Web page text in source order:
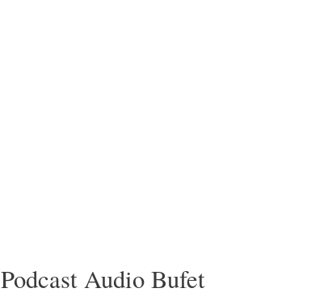
Podcast Audio Bufet